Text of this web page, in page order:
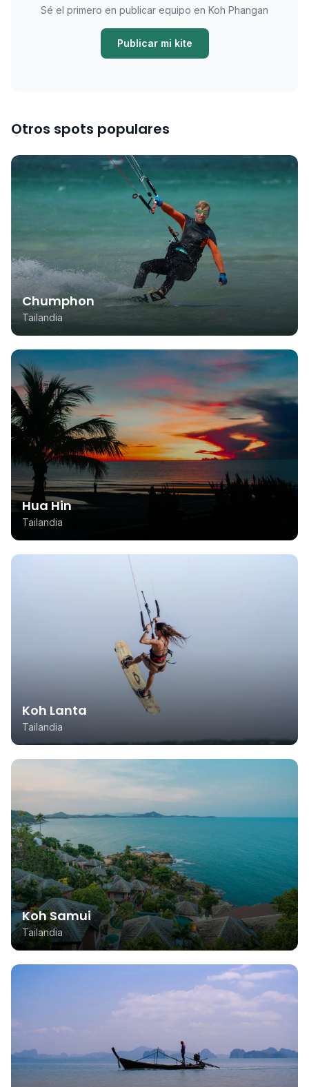
Sé el primero en publicar equipo en Koh Phangan
Publicar mi kite
Otros spots populares
Chumphon
Tailandia
Hua Hin
Tailandia
Koh Lanta
Tailandia
Koh Samui
Tailandia